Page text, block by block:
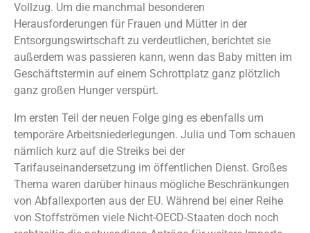
Vollzug. Um die manchmal besonderen
Herausforderungen für Frauen und Mütter in der
Entsorgungswirtschaft zu verdeutlichen, berichtet sie
außerdem was passieren kann, wenn das Baby mitten im
Geschäftstermin auf einem Schrottplatz ganz plötzlich
ganz großen Hunger verspürt.
Im ersten Teil der neuen Folge ging es ebenfalls um
temporäre Arbeitsniederlegungen. Julia und Tom schauen
nämlich kurz auf die Streiks bei der
Tarifauseinandersetzung im öffentlichen Dienst. Großes
Thema waren darüber hinaus mögliche Beschränkungen
von Abfallexporten aus der EU. Während bei einer Reihe
von Stoffströmen viele Nicht-OECD-Staaten doch noch